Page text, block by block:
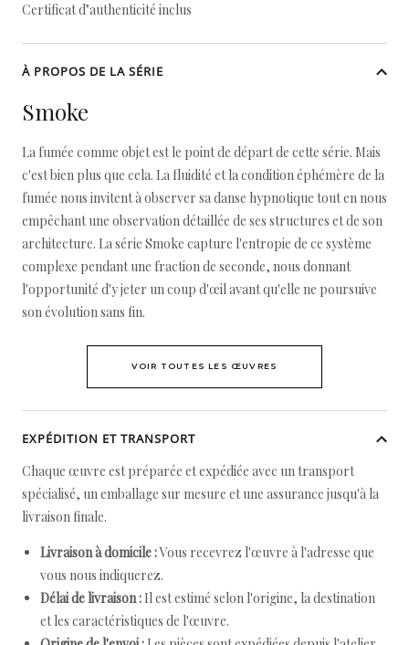
Certificat d’authenticité inclus
À PROPOS DE LA SÉRIE
Smoke
La fumée comme objet est le point de départ de cette série. Mais
c'est bien plus que cela. La fluidité et la condition éphémère de la
fumée nous invitent à observer sa danse hypnotique tout en nous
empêchant une observation détaillée de ses structures et de son
architecture. La série Smoke capture l'entropie de ce système
complexe pendant une fraction de seconde, nous donnant
l'opportunité d'y jeter un coup d'œil avant qu'elle ne poursuive
son évolution sans fin.
VOIR TOUTES LES ŒUVRES
EXPÉDITION ET TRANSPORT
Chaque œuvre est préparée et expédiée avec un transport
spécialisé, un emballage sur mesure et une assurance jusqu'à la
livraison finale.
Livraison à domicile :Vous recevrez l'œuvre à l'adresse que
vous nous indiquerez.
Délai de livraison : Il est estimé selon l'origine, la destination
et les caractéristiques de l'œuvre.